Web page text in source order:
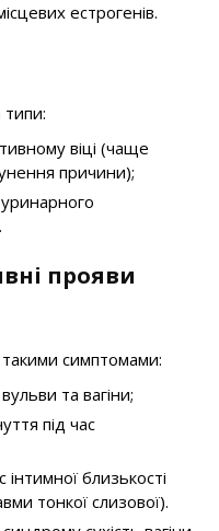
естрогенів.
типи:
віці (чаще
причини);
уринарного
прояви
такими симптомами:
та вагіни;
під час
інтимної близькості
тонкої слизової).